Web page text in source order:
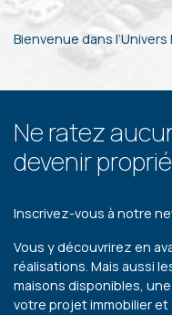
Bienvenue dans
Ne ratez
devenir
Inscrivez-vous à notre
Vous y découvrirez en
réalisations. Mais aussi
maisons disponibles,
votre projet immobilier